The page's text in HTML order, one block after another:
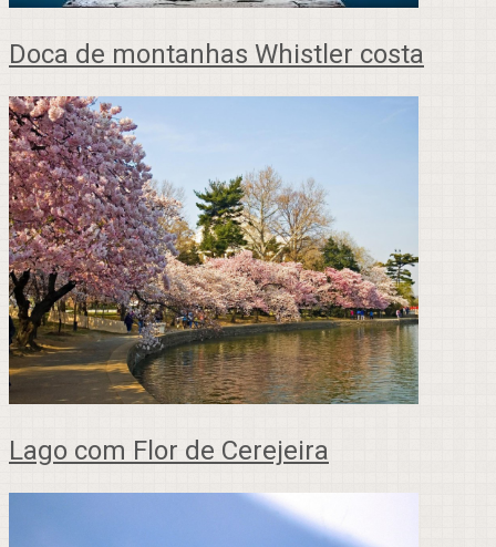
Doca de montanhas Whistler costa
Lago com Flor de Cerejeira